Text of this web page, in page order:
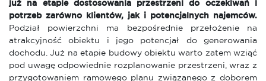
już na etapie dostosowania przestrzeni do oczekiwań i
potrzeb zarówno klientów, jak i potencjalnych najemców.
Podział powierzchni ma bezpośrednie przełożenie na
atrakcyjność obiektu i jego potencjał do generowania
dochodu. Już na etapie budowy obiektu warto zatem wziąć
pod uwagę odpowiednie rozplanowanie przestrzeni, wraz z
przygotowaniem ramowego planu związanego z doborem